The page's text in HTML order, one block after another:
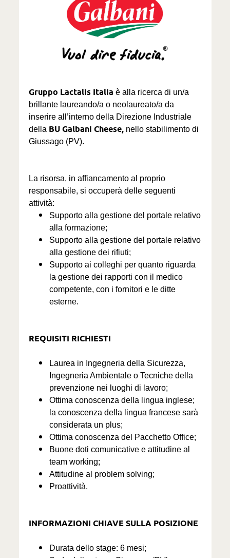
Gruppo Lactalis Italia è alla ricerca di un/a
brillante laureando/a o neolaureato/a da
inserire all’interno della Direzione Industriale
della BU Galbani Cheese, nello stabilimento di
Giussago (PV).
La risorsa, in affiancamento al proprio
responsabile, si occuperà delle seguenti
attività:
Supporto alla gestione del portale relativo
alla formazione;
Supporto alla gestione del portale relativo
alla gestione dei rifiuti;
Supporto ai colleghi per quanto riguarda
la gestione dei rapporti con il medico
competente, con i fornitori e le ditte
esterne.
REQUISITI RICHIESTI
Laurea in Ingegneria della Sicurezza,
Ingegneria Ambientale o Tecniche della
prevenzione nei luoghi di lavoro;
Ottima conoscenza della lingua inglese;
la conoscenza della lingua francese sarà
considerata un plus;
Ottima conoscenza del Pacchetto Office;
Buone doti comunicative e attitudine al
team working;
Attitudine al problem solving;
Proattività.
INFORMAZIONI CHIAVE SULLA POSIZIONE
Durata dello stage: 6 mesi;